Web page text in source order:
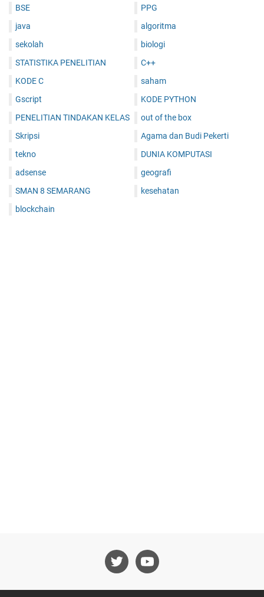
BSE
java
sekolah
STATISTIKA PENELITIAN
KODE C
Gscript
PENELITIAN TINDAKAN KELAS
Skripsi
tekno
adsense
SMAN 8 SEMARANG
blockchain
PPG
algoritma
biologi
C++
saham
KODE PYTHON
out of the box
Agama dan Budi Pekerti
DUNIA KOMPUTASI
geografi
kesehatan